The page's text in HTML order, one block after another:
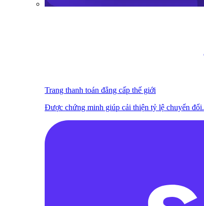
Trang thanh toán đẳng cấp thế giới
Được chứng minh giúp cải thiện tỷ lệ chuyển đổi.